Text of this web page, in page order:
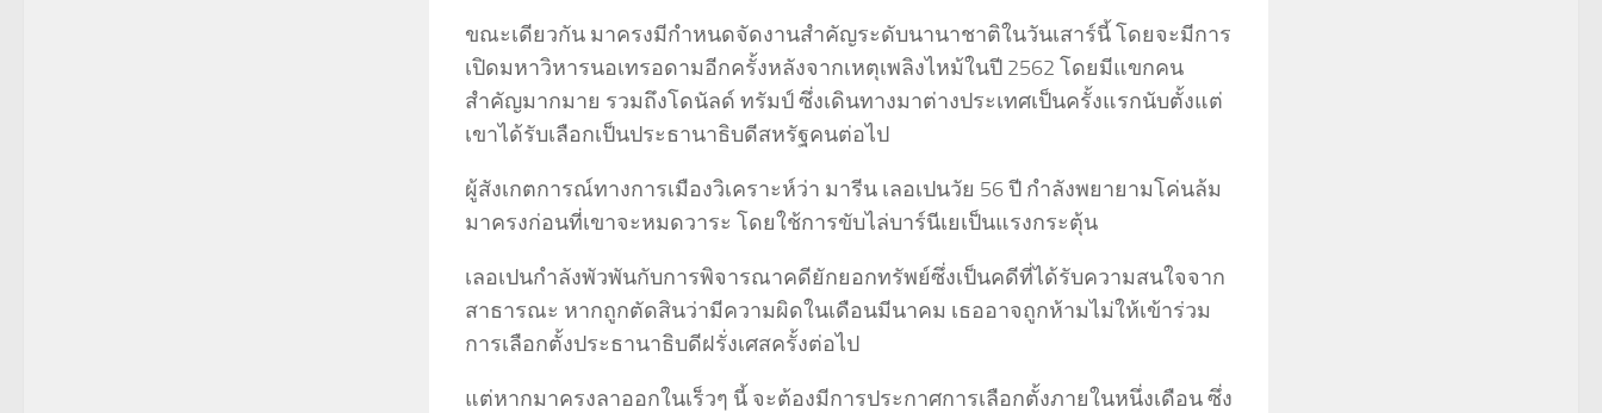
ขณะเดียวกัน มาครงมีกำหนดจัดงานสำคัญระดับนานาชาติในวันเสาร์นี้ โดยจะมีการ
เปิดมหาวิหารนอเทรอดามอีกครั้งหลังจากเหตุเพลิงไหม้ในปี 2562 โดยมีแขกคน
สำคัญมากมาย รวมถึงโดนัลด์ ทรัมป์ ซึ่งเดินทางมาต่างประเทศเป็นครั้งแรกนับตั้งแต่
เขาได้รับเลือกเป็นประธานาธิบดีสหรัฐคนต่อไป
ผู้สังเกตการณ์ทางการเมืองวิเคราะห์ว่า มารีน เลอเปนวัย 56 ปี กำลังพยายามโค่นล้ม
มาครงก่อนที่เขาจะหมดวาระ โดยใช้การขับไล่บาร์นีเยเป็นแรงกระตุ้น
เลอเปนกำลังพัวพันกับการพิจารณาคดียักยอกทรัพย์ซึ่งเป็นคดีที่ได้รับความสนใจจาก
สาธารณะ หากถูกตัดสินว่ามีความผิดในเดือนมีนาคม เธออาจถูกห้ามไม่ให้เข้าร่วม
การเลือกตั้งประธานาธิบดีฝรั่งเศสครั้งต่อไป
แต่หากมาครงลาออกในเร็วๆ นี้ จะต้องมีการประกาศการเลือกตั้งภายในหนึ่งเดือน ซึ่ง